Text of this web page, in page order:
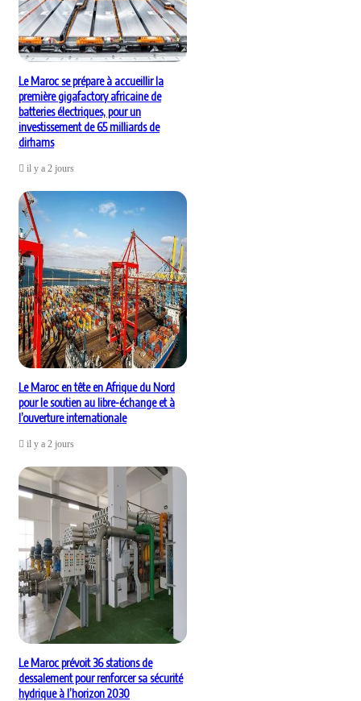
Le Maroc se prépare à accueillir la
première gigafactory africaine de
batteries électriques, pour un
investissement de 65 milliards de
dirhams
il y a 2 jours
Le Maroc en tête en Afrique du Nord
pour le soutien au libre-échange et à
l’ouverture internationale
il y a 2 jours
Le Maroc prévoit 36 stations de
dessalement pour renforcer sa sécurité
hydrique à l’horizon 2030